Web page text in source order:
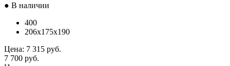
● В наличии
400
206x175x190
Цена: 7 315 руб.
7 700 руб.